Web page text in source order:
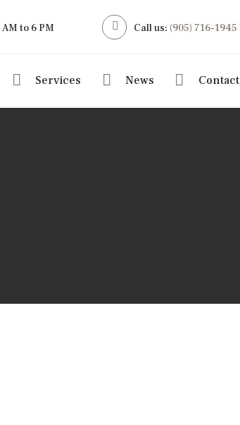
Call us: (905) 716-1945
to 6 PM
Services News Contact